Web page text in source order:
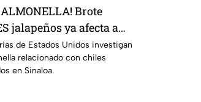
Brote
jalapeños ya afecta a
de Estados Unidos investigan
relacionado con chiles
en Sinaloa.